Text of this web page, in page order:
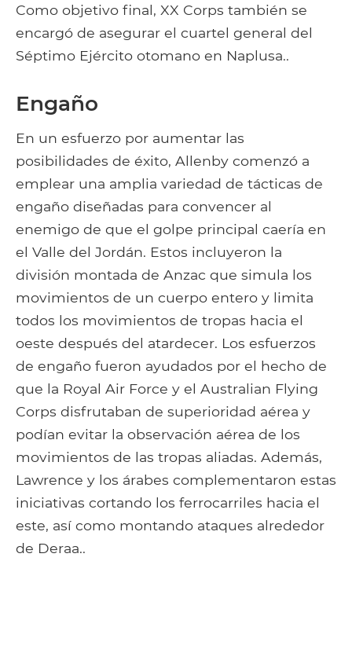
Como objetivo final, XX Corps también se
encargó de asegurar el cuartel general del
Séptimo Ejército otomano en Naplusa..
Engaño
En un esfuerzo por aumentar las
posibilidades de éxito, Allenby comenzó a
emplear una amplia variedad de tácticas de
engaño diseñadas para convencer al
enemigo de que el golpe principal caería en
el Valle del Jordán. Estos incluyeron la
división montada de Anzac que simula los
movimientos de un cuerpo entero y limita
todos los movimientos de tropas hacia el
oeste después del atardecer. Los esfuerzos
de engaño fueron ayudados por el hecho de
que la Royal Air Force y el Australian Flying
Corps disfrutaban de superioridad aérea y
podían evitar la observación aérea de los
movimientos de las tropas aliadas. Además,
Lawrence y los árabes complementaron estas
iniciativas cortando los ferrocarriles hacia el
este, así como montando ataques alrededor
de Deraa..